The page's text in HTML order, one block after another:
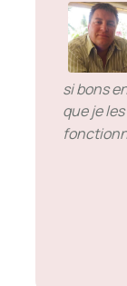
longueur
conscient